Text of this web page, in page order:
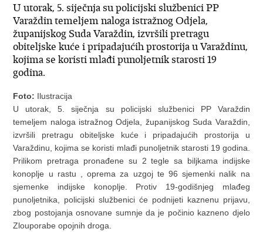
U utorak, 5. siječnja su policijski službenici PP
Varaždin temeljem naloga istražnog Odjela,
županijskog Suda Varaždin, izvršili pretragu
obiteljske kuće i pripadajućih prostorija u Varaždinu,
kojima se koristi mlađi punoljetnik starosti 19
godina.
Foto: Ilustracija
U utorak, 5. siječnja su policijski službenici PP Varaždin
temeljem naloga istražnog Odjela, županijskog Suda Varaždin,
izvršili pretragu obiteljske kuće i pripadajućih prostorija u
Varaždinu, kojima se koristi mlađi punoljetnik starosti 19 godina.
Prilikom pretraga pronađene su 2 tegle sa biljkama indijske
konoplje u rastu , oprema za uzgoj te 96 sjemenki nalik na
sjemenke indijske konoplje. Protiv 19-godišnjeg mlađeg
punoljetnika, policijski službenici će podnijeti kaznenu prijavu,
zbog postojanja osnovane sumnje da je počinio kazneno djelo
Zlouporabe opojnih droga.